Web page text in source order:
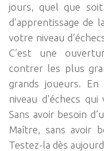
jours, quel que
d’apprentissage de
votre niveau
C’est une
contrer les plus
grands joueurs.
niveau d’échecs
Sans avoir besoin
Maître, sans avoir
Testez-la dès